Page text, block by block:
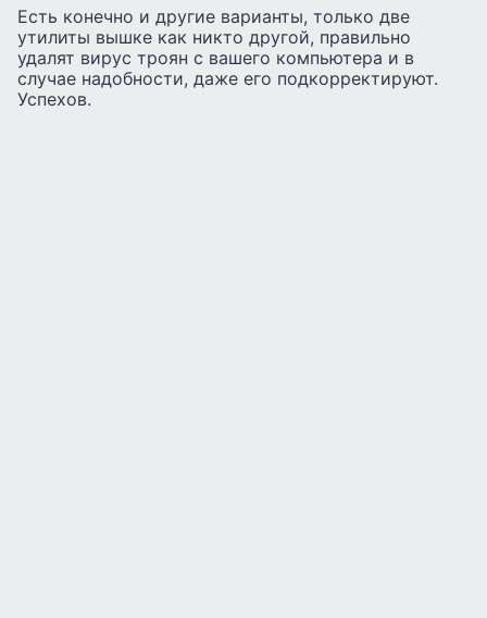
Есть конечно и другие варианты, только две
утилиты вышке как никто другой, правильно
удалят вирус троян с вашего компьютера и в
случае надобности, даже его подкорректируют.
Успехов.